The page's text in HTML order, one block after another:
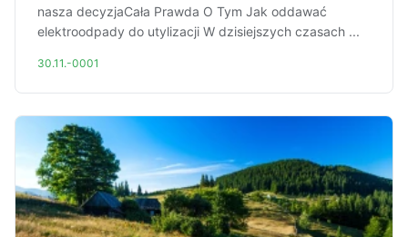
nasza decyzjaCała Prawda O Tym Jak oddawać
elektroodpady do utylizacji W dzisiejszych czasach ...
30.11.-0001